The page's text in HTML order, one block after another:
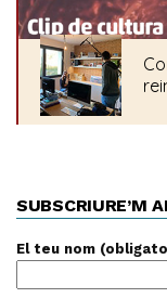
SUBSCRIURE’M
El teu nom